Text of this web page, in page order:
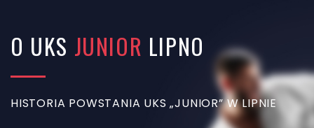
O UKS JUNIOR LIPNO
HISTORIA POWSTANIA UKS „JUNIOR” W LIPNIE